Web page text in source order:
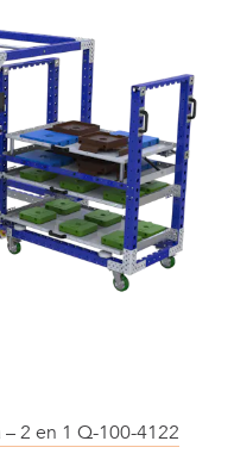
2 en 1 Q-100-4122